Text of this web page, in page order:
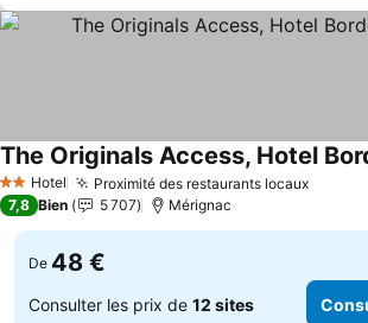
2 Étoiles
Hotel Proximité des restaurants locaux
The Originals Access, Hotel
7,8 Bien 5 707 Mérignac
De 48 €
Consulter les prix de 12 sites